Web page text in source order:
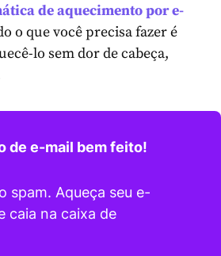
de aquecimento por e-
o que você precisa fazer é
lo sem dor de cabeça,
de e-mail bem feito!
spam. Aqueça seu e-
caia na caixa de